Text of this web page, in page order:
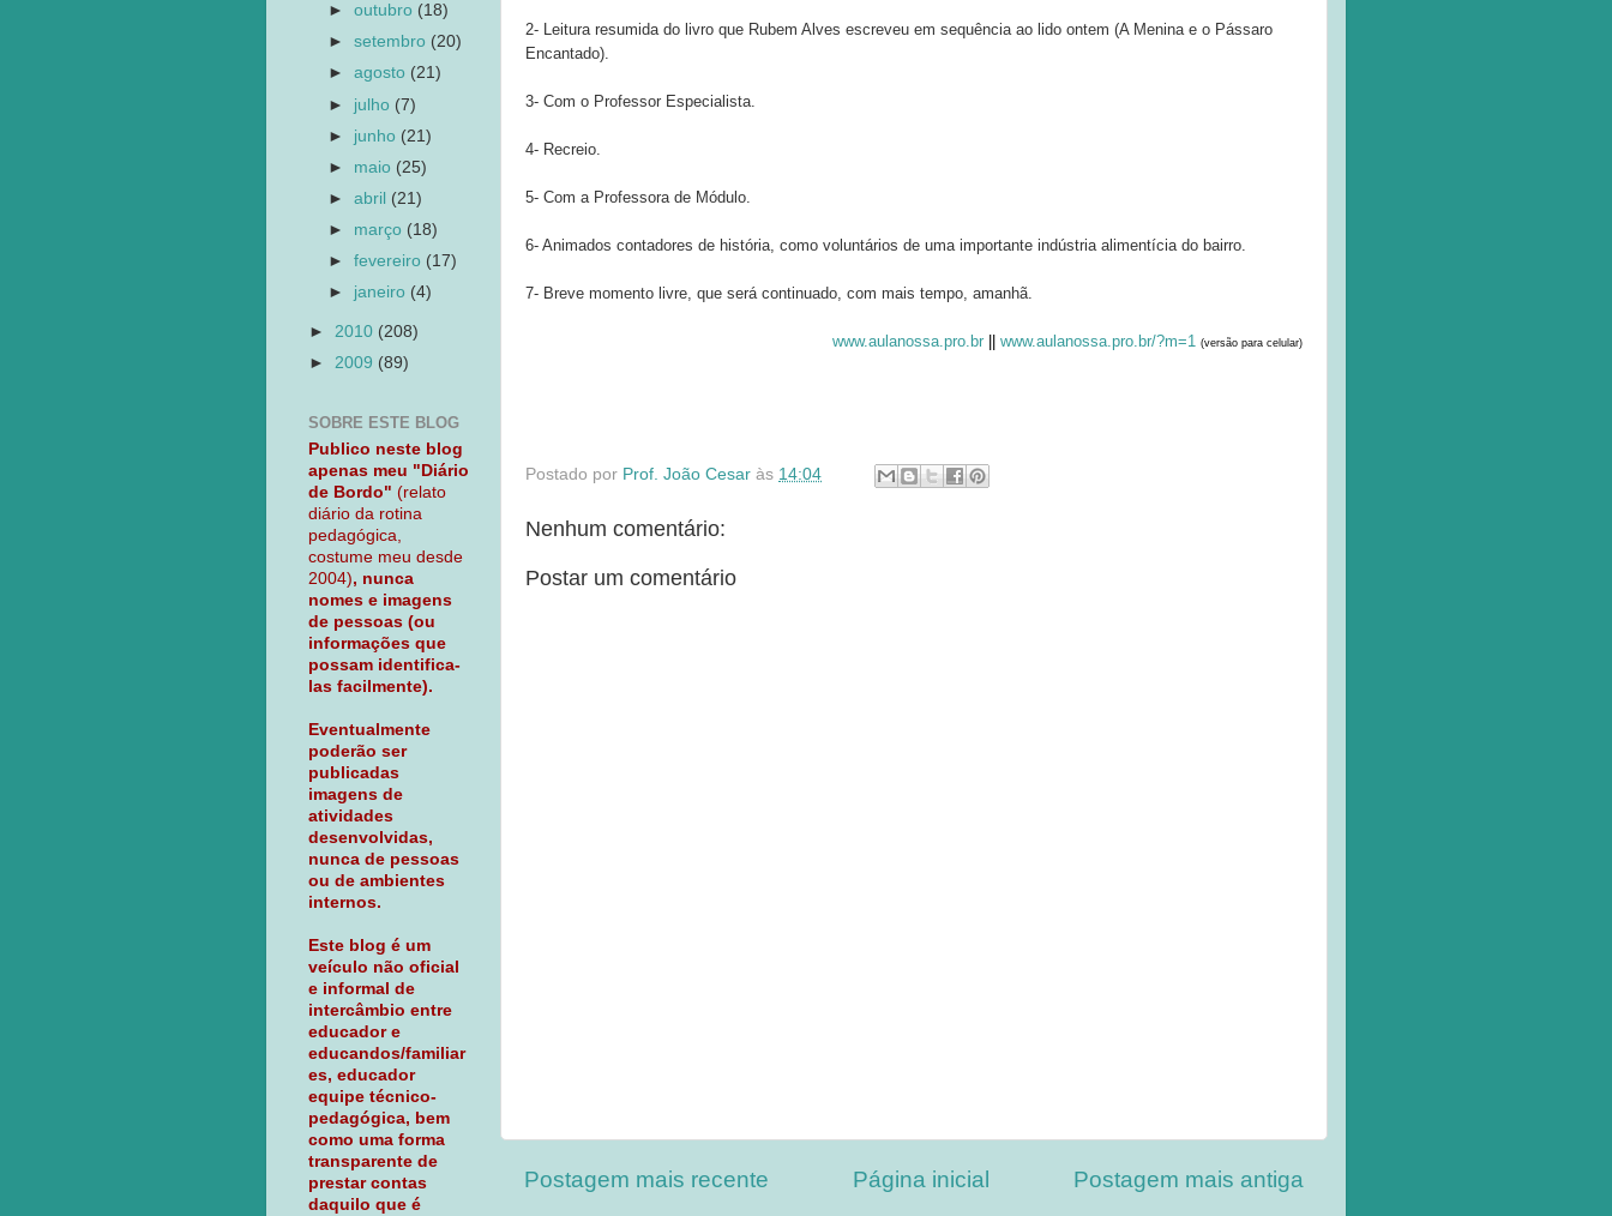
2- Leitura resumida do livro que Rubem Alves escreveu em sequência ao lido ontem (A Menina e o Pássaro
Encantado).
3- Com o Professor Especialista.
4- Recreio.
5- Com a Professora de Módulo.
6- Animados contadores de história, como voluntários de uma importante indústria alimentícia do bairro.
7- Breve momento livre, que será continuado, com mais tempo, amanhã.
www.aulanossa.pro.br || www.aulanossa.pro.br/?m=1 (versão para celular)
Postado por Prof. João Cesar às 14:04
Nenhum comentário:
Postar um comentário
Postagem mais recente Postagem mais antiga
Página inicial
►outubro (18)
►setembro (20)
►agosto (21)
► julho (7)
► junho (21)
► maio (25)
►abril (21)
► março (18)
►fevereiro (17)
► janeiro (4)
► 2010 (208)
► 2009 (89)
SOBRE ESTE BLOG
Publico neste blog
apenas meu "Diário
de Bordo" (relato
diário da rotina
pedagógica,
costume meu desde
2004), nunca
nomes e imagens
de pessoas (ou
informações que
possam identifica-
las facilmente).
Eventualmente
poderão ser
publicadas
imagens de
atividades
desenvolvidas,
nunca de pessoas
ou de ambientes
internos.
Este blog é um
veículo não oficial
e informal de
intercâmbio entre
educador e
educandos/familiar
es, educador
equipe técnico-
pedagógica, bem
como uma forma
transparente de
prestar contas
daquilo que é